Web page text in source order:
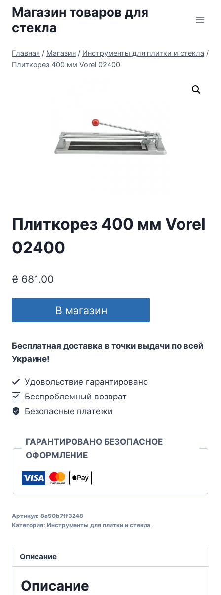
Перейти
содержимому
Магазин товаров для
стекла
Главная / Магазин / Инструменты для плитки и стекла /
Плиткорез 400 мм Vorel 02400
Плиткорез 400 мм Vorel
02400
₴ 681.00
В магазин
Бесплатная доставка в точки выдачи по всей
Украине!
Удовольствие гарантировано
Беспроблемный возврат
Безопасные платежи
ГАРАНТИРОВАНО БЕЗОПАСНОЕ
ОФОРМЛЕНИЕ
Артикул: 8a50b7ff3248
Категория: Инструменты для плитки и стекла
Описание
Описание